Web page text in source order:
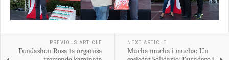
PREVIOUS ARTICLE
Fundashon Rosa ta organisa
NEXT ARTICLE
Mucha mucha i mucha: Un